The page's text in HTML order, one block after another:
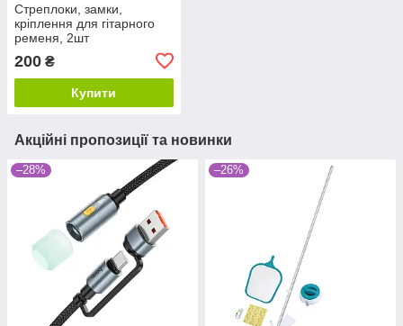
Стреплоки, замки,
кріплення для гітарного
ременя, 2шт
200 ₴
Купити
Акційні пропозиції та новинки
–28% –26%